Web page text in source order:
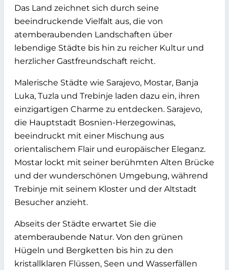
Das Land zeichnet sich durch seine
beeindruckende Vielfalt aus, die von
atemberaubenden Landschaften über
lebendige Städte bis hin zu reicher Kultur und
herzlicher Gastfreundschaft reicht.
Malerische Städte wie Sarajevo, Mostar, Banja
Luka, Tuzla und Trebinje laden dazu ein, ihren
einzigartigen Charme zu entdecken. Sarajevo,
die Hauptstadt Bosnien-Herzegowinas,
beeindruckt mit einer Mischung aus
orientalischem Flair und europäischer Eleganz.
Mostar lockt mit seiner berühmten Alten Brücke
und der wunderschönen Umgebung, während
Trebinje mit seinem Kloster und der Altstadt
Besucher anzieht.
Abseits der Städte erwartet Sie die
atemberaubende Natur. Von den grünen
Hügeln und Bergketten bis hin zu den
kristallklaren Flüssen, Seen und Wasserfällen